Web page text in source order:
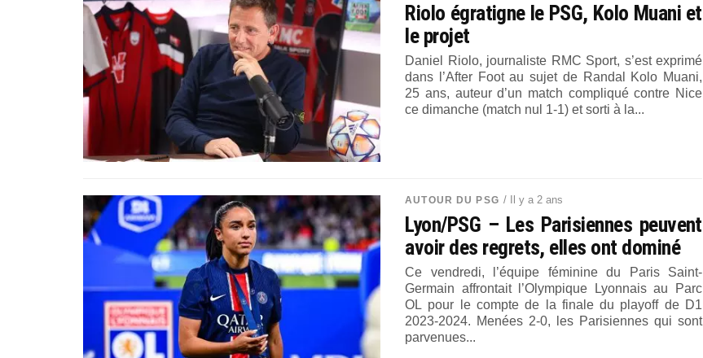
Riolo égratigne le PSG, Kolo Muani et
le projet
Daniel Riolo, journaliste RMC Sport, s’est exprimé
dans l’After Foot au sujet de Randal Kolo Muani,
25 ans, auteur d’un match compliqué contre Nice
ce dimanche (match nul 1-1) et sorti à la...
AUTOUR DU PSG / Il y a 2 ans
Lyon/PSG – Les Parisiennes peuvent
avoir des regrets, elles ont dominé
Ce vendredi, l’équipe féminine du Paris Saint-
Germain affrontait l’Olympique Lyonnais au Parc
OL pour le compte de la finale du playoff de D1
2023-2024. Menées 2-0, les Parisiennes qui sont
parvenues...